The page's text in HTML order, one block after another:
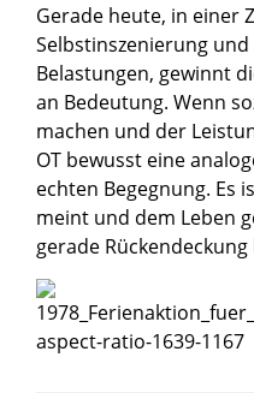
Gerade heute, in einer
Selbstinszenierung
Belastungen, gewinnt
an Bedeutung. Wenn
machen und der
OT bewusst eine
echten Begegnung. Es
meint und dem Leben
gerade